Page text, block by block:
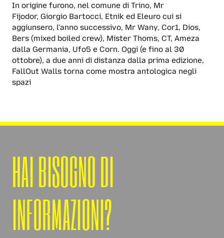
In origine furono, nel comune di Trino, Mr
Fijodor, Giorgio Bartocci, Etnik ed Eleuro cui si
aggiunsero, l’anno successivo, Mr Wany, Cor1, Dios,
Bers (mixed boiled crew), Mister Thoms, CT, Ameza
dalla Germania, Ufo5 e Corn. Oggi (e fino al 30
ottobre), a due anni di distanza dalla prima edizione,
FallOut Walls torna come mostra antologica negli
spazi
HAI BISOGNO DI
INFORMAZIONI?